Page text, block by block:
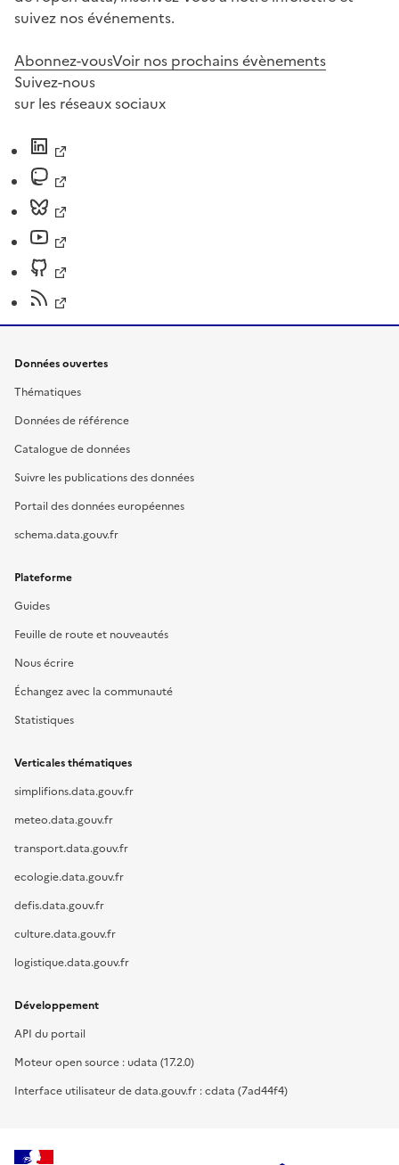
suivez nos événements.
Abonnez-vousVoir nos prochains évènements
Suivez-nous
sur les réseaux sociaux
Données ouvertes
Thématiques
Données de référence
Catalogue de données
Suivre les publications des données
Portail des données européennes
schema.data.gouv.fr
Plateforme
Guides
Feuille de route et nouveautés
Nous écrire
Échangez avec la communauté
Statistiques
Verticales thématiques
simplifions.data.gouv.fr
meteo.data.gouv.fr
transport.data.gouv.fr
ecologie.data.gouv.fr
defis.data.gouv.fr
culture.data.gouv.fr
logistique.data.gouv.fr
Développement
API du portail
Moteur open source : udata (17.2.0)
Interface utilisateur de data.gouv.fr : cdata (7ad44f4)